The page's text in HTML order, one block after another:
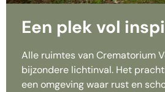
Een plek vol
Alle ruimtes van Crematorium
bijzondere lichtinval. Het
een omgeving waar rust en